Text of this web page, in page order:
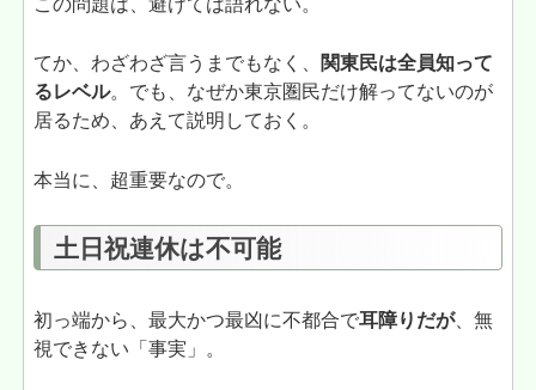
てか、わざわざ言うまでもなく、
関東民は全員知って
るレベル。でも、なぜか東京圏民だけ解ってないのが
居るため、あえて説明しておく。
本当に、超重要なので。
土日祝連休は不可能
初っ端から、最大かつ最凶に不都合で耳障りだが、無
視できない「事実」。